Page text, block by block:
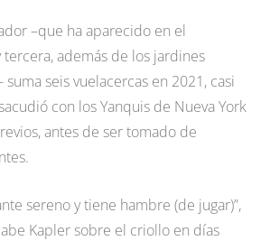
–que ha aparecido en el
tercera, además de los jardines
seis vuelacercas en 2021, casi
con los Yanquis de Nueva York
antes de ser tomado de
sereno y tiene hambre (de jugar)”,
Kapler sobre el criollo en días